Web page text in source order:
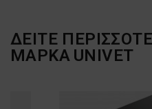
ΔΕΙΤΕ
ΜΑΡΚΑ UNIVET